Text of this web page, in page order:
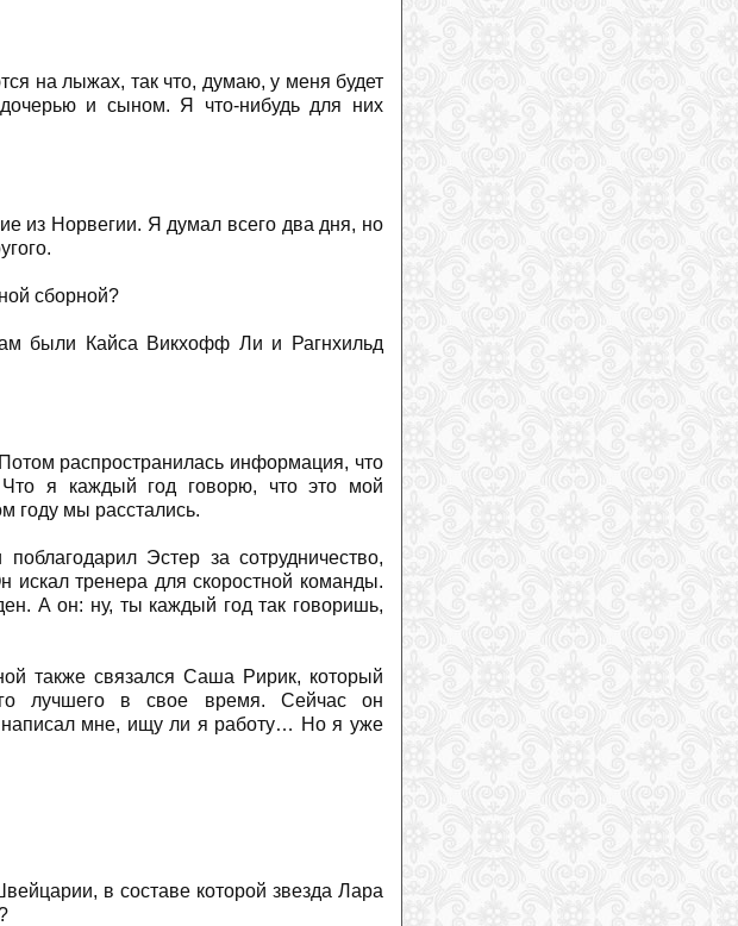
на лыжах, так что, думаю, у меня будет
и сыном. Я что-нибудь для них
из Норвегии. Я думал всего два дня, но
сборной?
были Кайса Викхофф Ли и Рагнхильд
распространилась информация, что
Что я каждый год говорю, что это мой
году мы расстались.
Эстер за сотрудничество,
искал тренера для скоростной команды.
А он: ну, ты каждый год так говоришь,
также связался Саша Ририк, который
лучшего в свое время. Сейчас он
написал мне, ищу ли я работу… Но я уже
в составе которой звезда Лара
Российский альпинист впервые
успешно подал иск к экспедиционной
компании и гиду в Непале(
2026-07-
Три гиганта определяют рынок
горнолыжного снаряжения
2026-07-
Два альпиниста погибли в
«кулуаре смерти» на Монблане
2026-07-24
Юлия Шайб пройдет специальную
скоростную подготовку
2026-07-24
Макс Франц: возвращение зависит от
одной вещи
2026-07-24